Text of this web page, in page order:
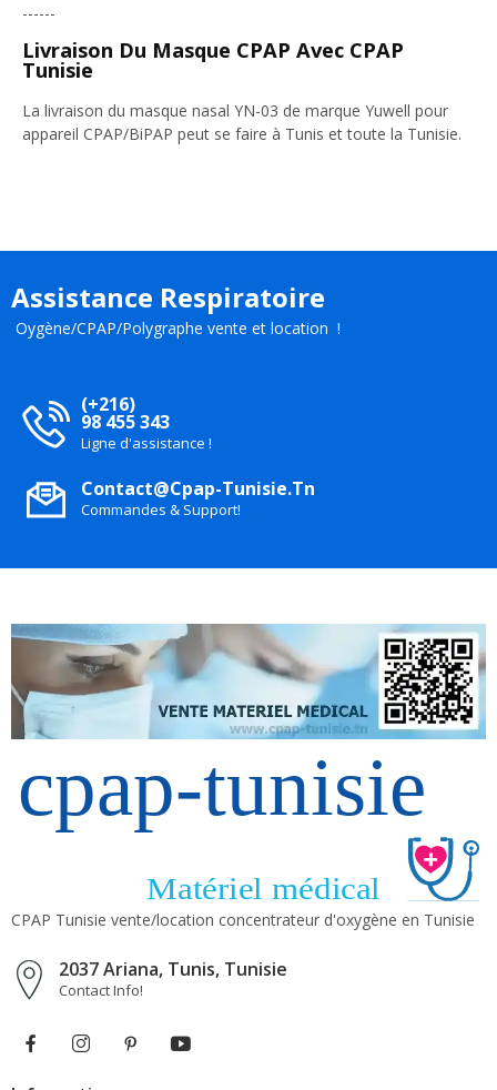
------
Livraison Du Masque CPAP Avec CPAP
Tunisie
La livraison du masque nasal YN-03 de marque Yuwell pour
appareil CPAP/BiPAP peut se faire à Tunis et toute la Tunisie.
Assistance Respiratoire
Oygène/CPAP/Polygraphe vente et location !
(+216)
98 455 343
Ligne d'assistance !
Contact@cpap-Tunisie.tn
Commandes & Support!
CPAP Tunisie vente/location concentrateur d'oxygène en Tunisie
2037 Ariana, Tunis, Tunisie
Contact Info!